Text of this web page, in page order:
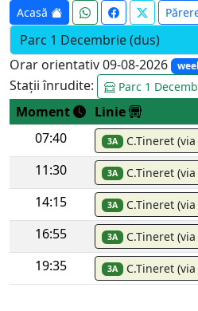
Acasă
Orar orientativ 09-08-2026
Stații înrudite: Parc 1
Moment Linie
07:40
3A C.Tineret (via
11:30
3A C.Tineret (via
14:15
3A C.Tineret (via
16:55
3A C.Tineret (via
19:35
3A C.Tineret (via